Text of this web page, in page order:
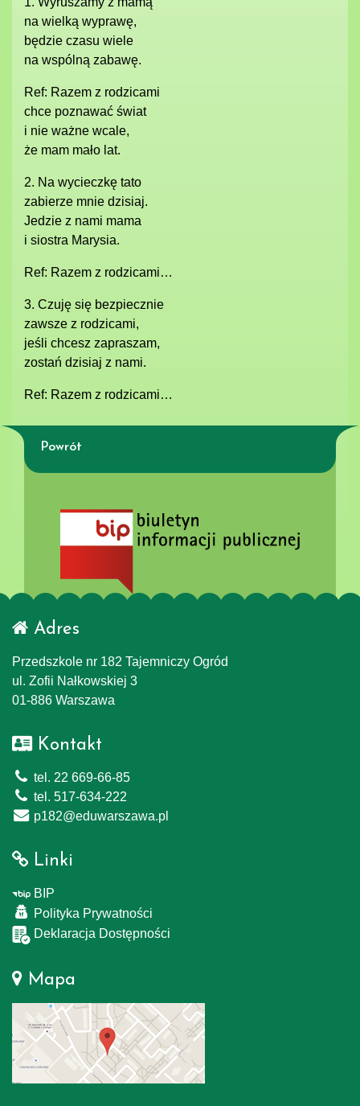
na wielką wyprawę,
będzie czasu wiele
na wspólną zabawę.
Ref: Razem z rodzicami
chce poznawać świat
i nie ważne wcale,
że mam mało lat.
2. Na wycieczkę tato
zabierze mnie dzisiaj.
Jedzie z nami mama
i siostra Marysia.
Ref: Razem z rodzicami…
3. Czuję się bezpiecznie
zawsze z rodzicami,
jeśli chcesz zapraszam,
zostań dzisiaj z nami.
Ref: Razem z rodzicami…
Powrót
Adres
Przedszkole nr 182 Tajemniczy Ogród
ul. Zofii Nałkowskiej 3
01-886 Warszawa
Kontakt
tel. 22 669-66-85
tel. 517-634-222
p182@eduwarszawa.pl
Linki
BIP
Polityka Prywatności
Deklaracja Dostępności
Mapa